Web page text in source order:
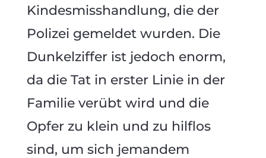
Kindesmisshandlung, die der
Polizei gemeldet wurden. Die
Dunkelziffer ist jedoch enorm,
da die Tat in erster Linie in der
Familie verübt wird und die
Opfer zu klein und zu hilflos
sind, um sich jemandem